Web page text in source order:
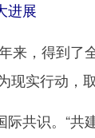
进展
，得到了
现实行动，
识。“共建